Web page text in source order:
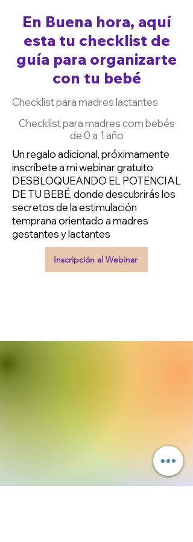
En Buena hora, aquí
esta tu checklist de
guía para organizarte
con tu bebé
Checklist para madres lactantes
Checklist para madres com bebés
de 0 a 1 año
Un regalo adicional, próximamente
inscríbete a mi webinar gratuito
DESBLOQUEANDO EL POTENCIAL
DE TU BEBÉ, donde descubrirás los
secretos de la estimulación
temprana orientado a madres
gestantes y lactantes
Inscripción al Webinar